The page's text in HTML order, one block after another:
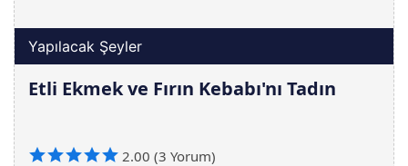
Yapılacak Şeyler
Etli Ekmek ve Fırın Kebabı'nı Tadın
2.00 (3 Yorum)